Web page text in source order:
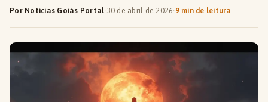
Por Notícias Goiás Portal· 30 de abril de 2026· 9 min de leitura